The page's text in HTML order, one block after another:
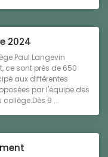
2024
Paul Langevin
ce sont près de 650
aux différentes
par l'équipe des
collège.Dès 9 ...